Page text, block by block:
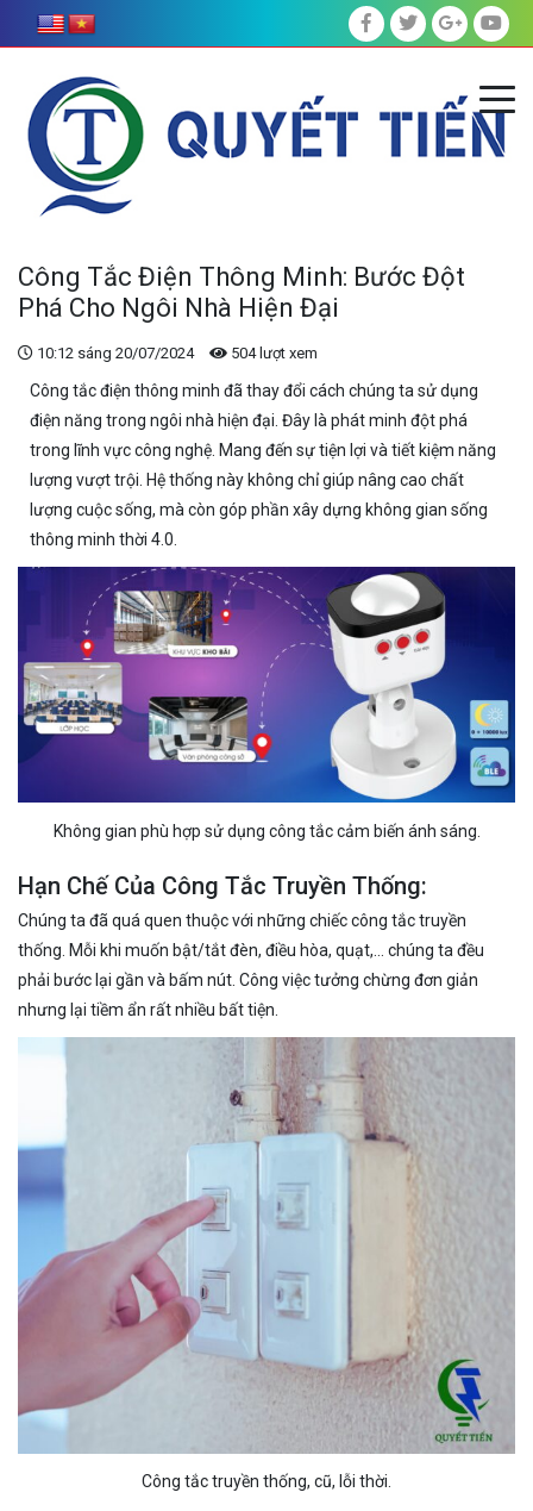
Công Tắc Điện Thông Minh: Bước Đột
Phá Cho Ngôi Nhà Hiện Đại
10:12 sáng 20/07/2024 504 lượt xem
Công tắc điện thông minh đã thay đổi cách chúng ta sử dụng
điện năng trong ngôi nhà hiện đại. Đây là phát minh đột phá
trong lĩnh vực công nghệ. Mang đến sự tiện lợi và tiết kiệm năng
lượng vượt trội. Hệ thống này không chỉ giúp nâng cao chất
lượng cuộc sống, mà còn góp phần xây dựng không gian sống
thông minh thời 4.0.
Không gian phù hợp sử dụng công tắc cảm biến ánh sáng.
Hạn Chế Của Công Tắc Truyền Thống:
Chúng ta đã quá quen thuộc với những chiếc công tắc truyền
thống. Mỗi khi muốn bật/tắt đèn, điều hòa, quạt,… chúng ta đều
phải bước lại gần và bấm nút. Công việc tưởng chừng đơn giản
nhưng lại tiềm ẩn rất nhiều bất tiện.
Công tắc truyền thống, cũ, lỗi thời.